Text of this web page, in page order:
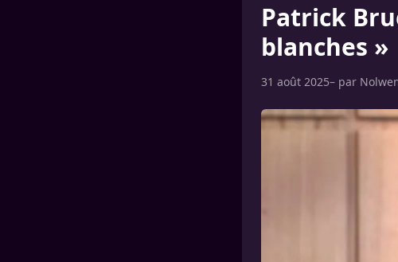
Patrick
blanches »
31 août 2025– par